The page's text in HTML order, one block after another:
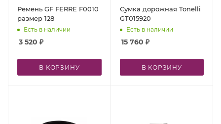
Ремень GF FERRE F0010
размер 128
Есть в наличии
3 520 ₽
В КОРЗИНУ
Сумка дорожная Tonelli
GT015920
Есть в наличии
15 760 ₽
В КОРЗИНУ